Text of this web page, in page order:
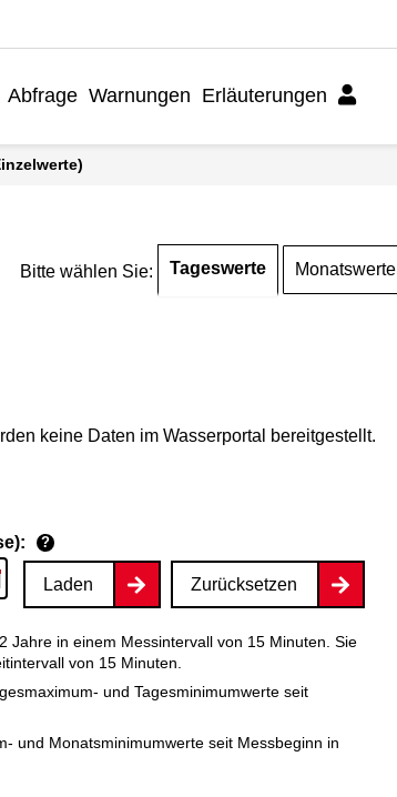
Abfrage Warnungen Erläuterungen
Bitte wählen Sie: Tageswerte Monatswerte
keine Daten im Wasserportal bereitgestellt.
?
Laden Zurücksetzen
in einem Messintervall von 15 Minuten. Sie
von 15 Minuten.
und Tagesminimumwerte seit
und Monatsminimumwerte seit Messbeginn in